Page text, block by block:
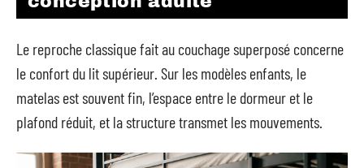
Le reproche classique fait au couchage superposé concerne
le confort du lit supérieur. Sur les modèles enfants, le
matelas est souvent fin, l’espace entre le dormeur et le
plafond réduit, et la structure transmet les mouvements.